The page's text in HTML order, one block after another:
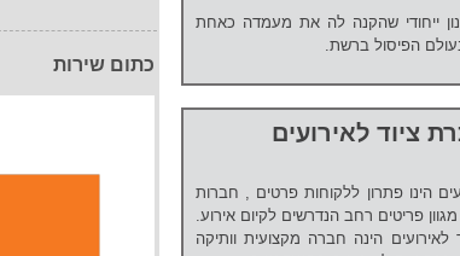
כתום שירות
ייחודי שהקנה לה את מעמדה כאחת
הפיסול ברשת.
ציוד לאירועים
הינו פתרון ללקוחות פרטים , חברות
פריטים רחב הנדרשים לקיום אירוע.
לאירועים הינה חברה מקצועית וותיקה